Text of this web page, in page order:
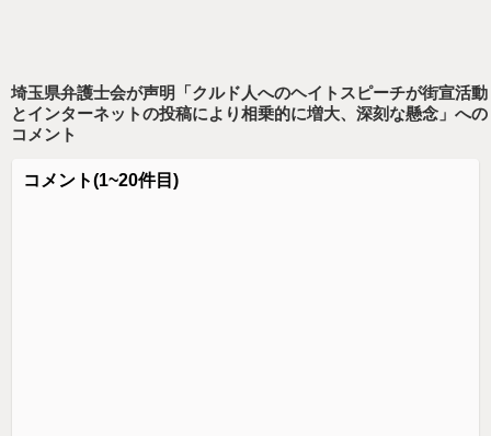
埼玉県弁護士会が声明「クルド人へのヘイトスピーチが街宣活動
とインターネットの投稿により相乗的に増大、深刻な懸念」 への
コメント
コメント(1~20件目)